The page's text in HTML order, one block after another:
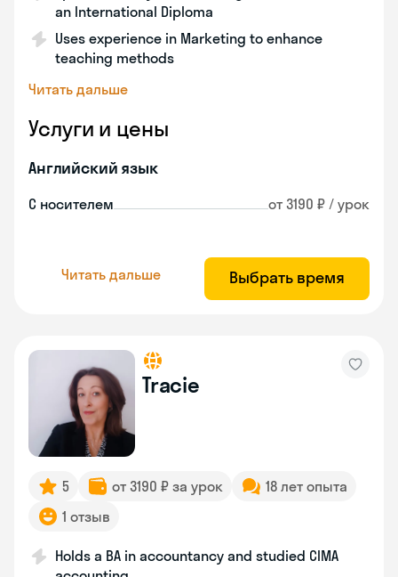
an International Diploma
Uses experience in Marketing to enhance
teaching methods
Читать дальше
Услуги и цены
Английский язык
С носителем от 3190 ₽ / урок
Читать дальше Выбрать время
Tracie
5 от 3190 ₽ за урок
18 лет опыта
1 отзыв
Holds a BA in accountancy and studied CIMA